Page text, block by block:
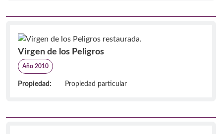
Virgen de los Peligros
Año 2010
Propiedad: Propiedad particular